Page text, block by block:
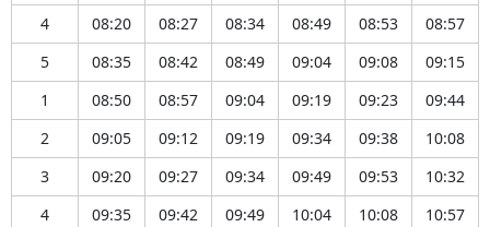
4 08:20 08:27 08:34 08:49 08:53
08:57
5
08:35 08:42 08:49 09:04 09:08
09:15
1
08:50 08:57 09:04 09:19 09:23
09:44
2
09:05 09:12 09:19 09:34 09:38
10:08
3
09:20 09:27 09:34 09:49 09:53
10:32
4
09:35 09:42 09:49 10:04 10:08
10:57